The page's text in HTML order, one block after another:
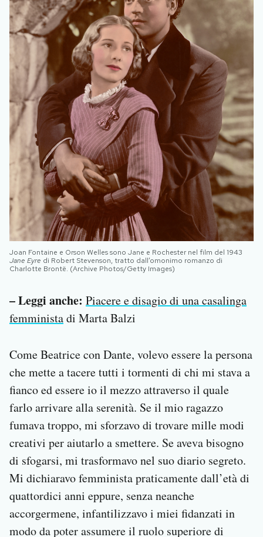
Joan Fontaine e Orson Welles sono Jane e Rochester nel film del 1943
Jane Eyre di Robert Stevenson, tratto dall’omonimo romanzo di
Charlotte Brontë. (Archive Photos/Getty Images)
– Leggi anche: Piacere e disagio di una casalinga
femministadi Marta Balzi
Come Beatrice con Dante, volevo essere la persona
che mette a tacere tutti i tormenti di chi mi stava a
fianco ed essere io il mezzo attraverso il quale
farlo arrivare alla serenità. Se il mio ragazzo
fumava troppo, mi sforzavo di trovare mille modi
creativi per aiutarlo a smettere. Se aveva bisogno
di sfogarsi, mi trasformavo nel suo diario segreto.
Mi dichiaravo femminista praticamente dall’età di
quattordici anni eppure, senza neanche
accorgermene, infantilizzavo i miei fidanzati in
modo da poter assumere il ruolo superiore di